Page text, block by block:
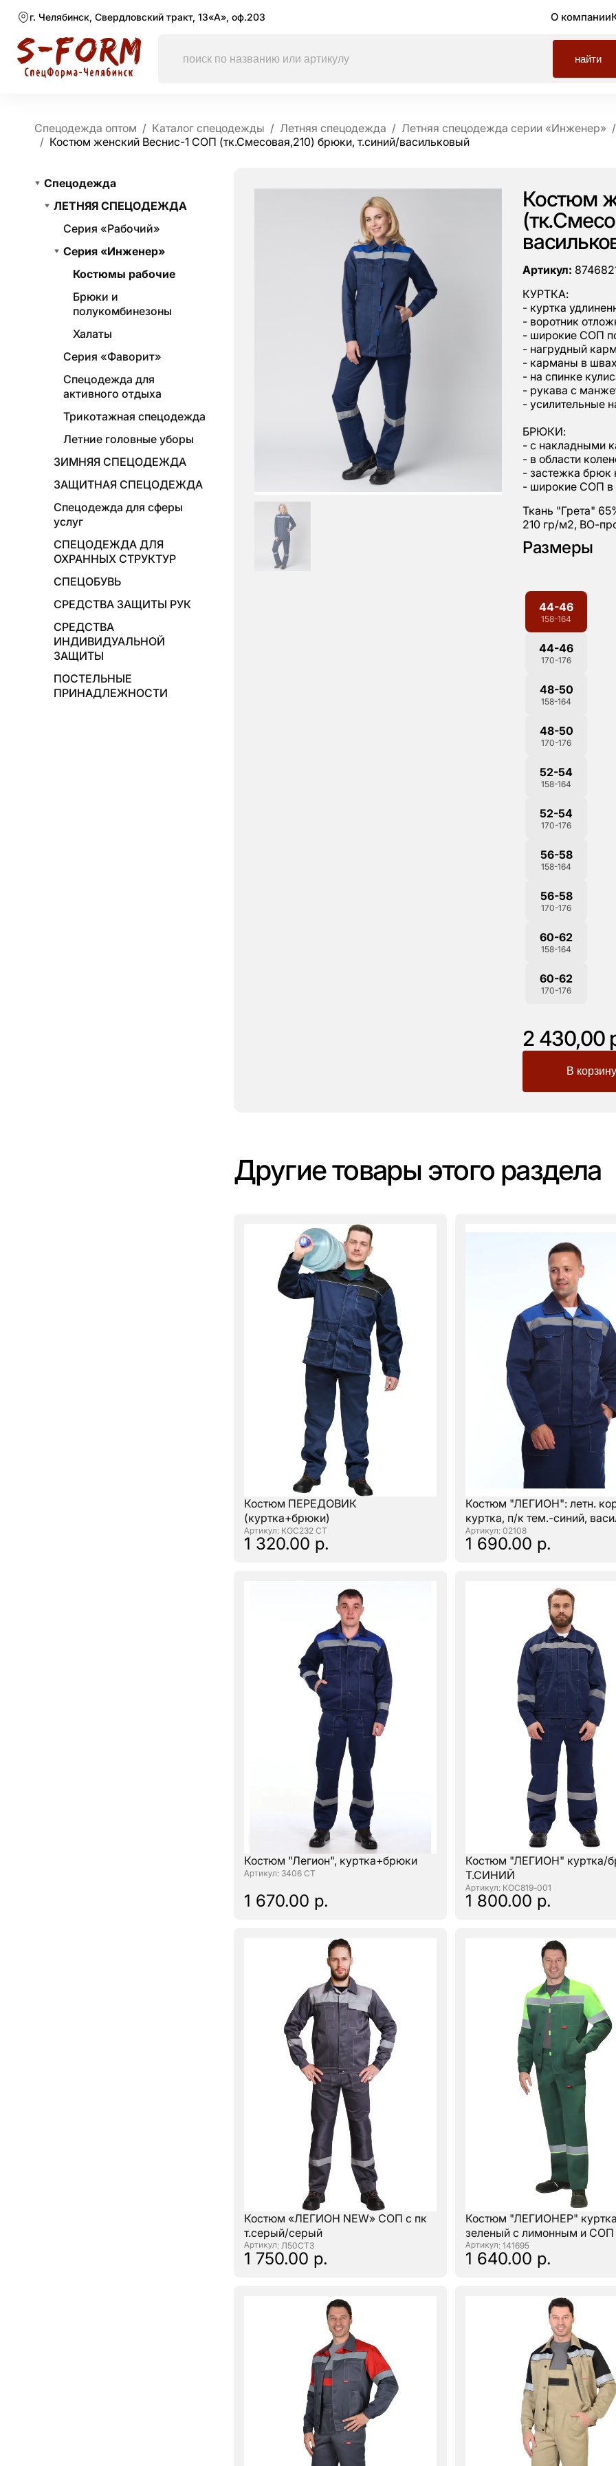
г. Челябинск, Свердловский тракт, 13«А», оф.203 О компании
найти
Спецодежда оптом Каталог спецодежды Летняя спецодежда
Летняя спецодежда серии «Инженер»
Костюм женский Веснис-1 СОП (тк.Смесовая,210) брюки, т.синий/васильковый
Спецодежда
ЛЕТНЯЯ СПЕЦОДЕЖДА
Серия «Рабочий»
Серия «Инженер»
Костюмы рабочие
Брюки и
полукомбинезоны
Халаты
Серия «Фаворит»
Спецодежда для
активного отдыха
Трикотажная спецодежда
Летние головные уборы
ЗИМНЯЯ СПЕЦОДЕЖДА
ЗАЩИТНАЯ СПЕЦОДЕЖДА
Спецодежда для сферы
услуг
СПЕЦОДЕЖДА ДЛЯ
ОХРАННЫХ СТРУКТУР
СПЕЦОБУВЬ
СРЕДСТВА ЗАЩИТЫ РУК
СРЕДСТВА
ИНДИВИДУАЛЬНОЙ
ЗАЩИТЫ
ПОСТЕЛЬНЫЕ
ПРИНАДЛЕЖНОСТИ
Костюм
Артикул:
КУРТКА:
- куртка
- воротник
- широкие СОП
- нагрудный
- карманы в
- на спинке
- рукава с
- усилительные
БРЮКИ:
- с накладными
- в области
- застежка брюк
- широкие СОП в
Ткань "Грета"
210 гр/м2, ВО-
Размеры
44-46
158-164
44-46
170-176
48-50
158-164
48-50
170-176
52-54
158-164
52-54
170-176
56-58
158-164
56-58
170-176
60-62
158-164
60-62
170-176
2 430,00
Другие товары этого раздела
Костюм ПЕРЕДОВИК
(куртка+брюки)
: КОС232 СТ
1 320.00 р.
Костюм "ЛЕГИОН": летн.
куртка, п/к тем.-синий,
: 02108
1 690.00 р.
Костюм "Легион", куртка+брюки
: 3406 СТ
1 670.00 р.
Костюм "ЛЕГИОН" куртка/
Т.СИНИЙ
: КОС819-001
1 800.00 р.
Костюм «ЛЕГИОН NEW» СОП с пк
т.серый/серый
: Л50СТ3
1 750.00 р.
Костюм "ЛЕГИОНЕР"
зеленый с лимонным и СОП
: 141695
1 640.00 р.